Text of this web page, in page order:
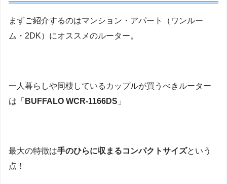
まずご紹介するのはマンション・アパート（ワンルー
ム・2DK）にオススメのルーター。
一人暮らしや同棲しているカップルが買うべきルーター
は「 BUFFALO WCR-1166DS 」
最大の特徴は手のひらに収まるコンパクトサイズという
点！